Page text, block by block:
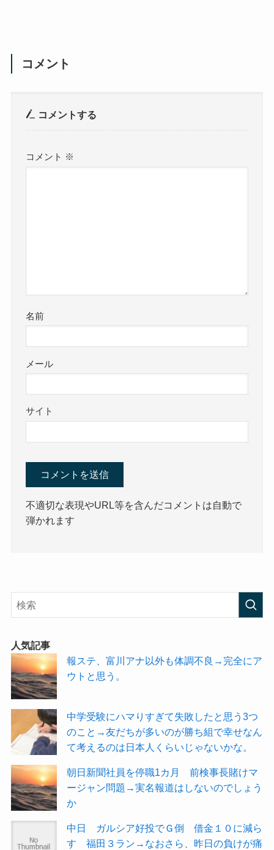
コメント
コメントする
コメント ※
名前
メール
サイト
不適切な表現やURL等を含んだコメントは自動で
弾かれます
人気記事
報ステ、富川アナ以外も体調不良→完全にア
ウトと思う。
中学受験にハマりすぎて失敗したと思う3つ
のこと→友だちが多いのが勝ち組で幸せなん
て考えるのは日本人くらいじゃないかな。
朝日新聞社員を停職1カ月 前検事長賭けマ
ージャン問題→実名報道はしないのでしょう
か
中日 ガルシア好投でＧ倒 借金１０に減ら
す 福田３ラン→なおさら、昨日の負けが痛